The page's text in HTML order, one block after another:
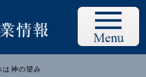
は神の望み